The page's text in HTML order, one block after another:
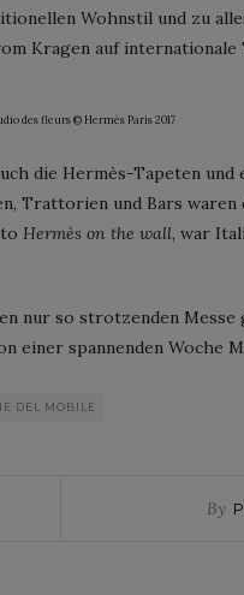
Wohnstil und zu
Kragen auf internationale
des fleurs © Hermès Paris 2017
die Hermès-Tapeten und
Trattorien und Bars waren
Hermès on the wall, war
nur so strotzenden Messe
einer spannenden Woche
DEL MOBILE
By